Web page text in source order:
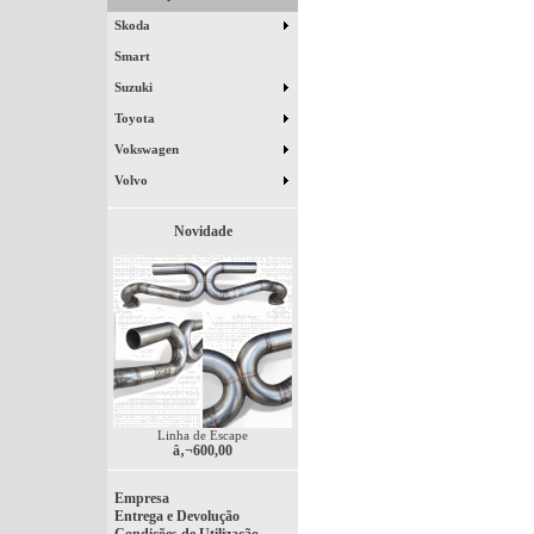
Skoda
Smart
Suzuki
Toyota
Vokswagen
Volvo
Novidade
Linha de Escape
â‚¬600,00
Empresa
Entrega e Devolução